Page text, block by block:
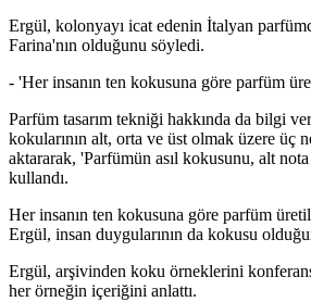
Ergül, kolonyayı icat edenin İtalyan
Farina'nın olduğunu söyledi.
- 'Her insanın ten kokusuna göre parfüm
Parfüm tasarım tekniği hakkında da bilgi
kokularının alt, orta ve üst olmak üzere üç
aktararak, 'Parfümün asıl kokusunu, alt
kullandı.
Her insanın ten kokusuna göre parfüm
Ergül, insan duygularının da kokusu
Ergül, arşivinden koku örneklerini
her örneğin içeriğini anlattı.